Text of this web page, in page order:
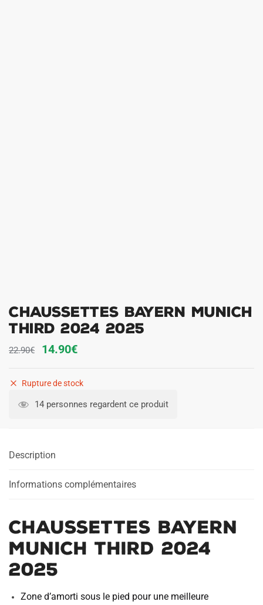
Chaussettes Bayern Munich
Third 2024 2025
22.90€
Le
initial
était :
14.90€Le
actuel
Rupture de stock
14 personnes regardent ce produit
Description
Informations complémentaires
Chaussettes Bayern
Munich Third 2024
2025
Zone d’amorti sous le pied pour une meilleure